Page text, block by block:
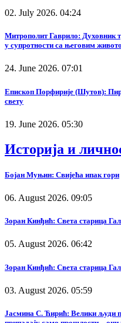
02. July 2026. 04:24
Митрополит Гаврило: Духовник
у супротности са његовим
24. June 2026. 07:01
Епископ Порфирије (Шутов):
свету
19. June 2026. 05:30
Историја и
Бојан Муњин: Свијећа ипак гори
06. August 2026. 09:05
Зоран Кинђић: Света старица
05. August 2026. 06:42
Зоран Кинђић: Света старица
03. August 2026. 05:59
Јасмина С. Ћирић: Велики људи